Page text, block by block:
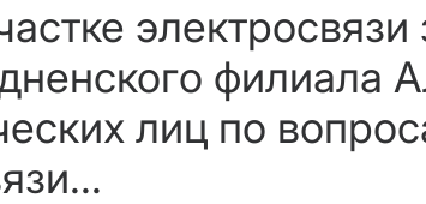
электросвязи
филиала
лиц по